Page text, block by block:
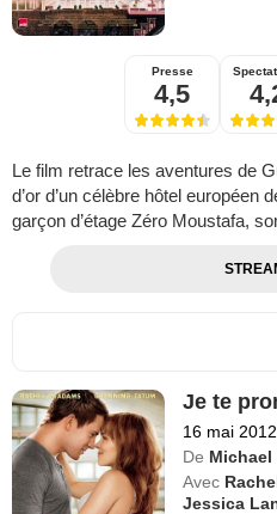
Presse
4,5
Le film retrace les aventures de
d’or d’un célèbre hôtel européen
garçon d’étage Zéro Moustafa,
Je te
16 mai 2012
De Michael
Avec
Jessica